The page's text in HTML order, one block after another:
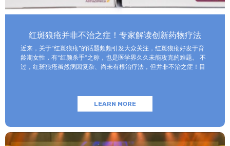
红斑狼疮并非不治之症！专家解读创新药物疗法
近来，关于“红斑狼疮”的话题频频引发大众关注，红斑狼疮好发于育
龄期女性，有“红颜杀手”之称，也是医学界久久未能攻克的难题。 不
过，红斑狼疮虽然病因复杂、尚未有根治疗法，但并非不治之症！目
尤单抗（Anifrolumab）已通过港澳药械通政策落户广州和睦家医
院。 如何及早发现红斑狼疮并进行科学干预，今天我们邀请广州和睦
家医院皮肤科&医疗美容科的陈红清主任为大家详细解说。 红斑狼疮
保护自己的免疫细胞转而攻击自身其他的身体细胞从而导致的疾病。
这种疾病名称是从外文“Lupus”翻译过来的，意思是说皮肤的病变部
LEARN MORE